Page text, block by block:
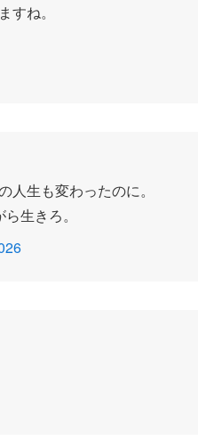
ね。
生も変わったのに。
生きろ。